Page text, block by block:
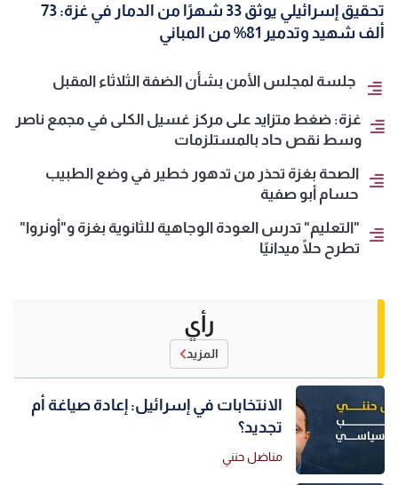
تحقيق إسرائيلي يوثق 33 شهرًا من الدمار في غزة: 73
ألف شهيد وتدمير 81% من المباني
جلسة لمجلس الأمن بشأن الضفة الثلاثاء المقبل
غزة: ضغط متزايد على مركز غسيل الكلى في مجمع ناصر
وسط نقص حاد بالمستلزمات
الصحة بغزة تحذر من تدهور خطير في وضع الطبيب
حسام أبو صفية
"التعليم" تدرس العودة الوجاهية للثانوية بغزة و"أونروا"
تطرح حلًا ميدانيًا
رأي
المزيد
الانتخابات في إسرائيل: إعادة صياغة أم
تجديد؟
مناضل حنني